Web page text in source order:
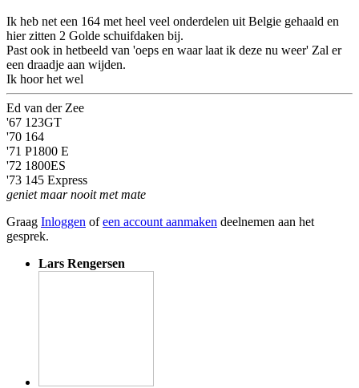
Ik heb net een 164 met heel veel onderdelen uit Belgie gehaald en
hier zitten 2 Golde schuifdaken bij.
Past ook in hetbeeld van 'oeps en waar laat ik deze nu weer' Zal er
een draadje aan wijden.
Ik hoor het wel
Ed van der Zee
'67 123GT
'70 164
'71 P1800 E
'72 1800ES
'73 145 Express
geniet maar nooit met mate
Graag Inloggen ofeen account aanmaken deelnemen aan het
gesprek.
Lars Rengersen